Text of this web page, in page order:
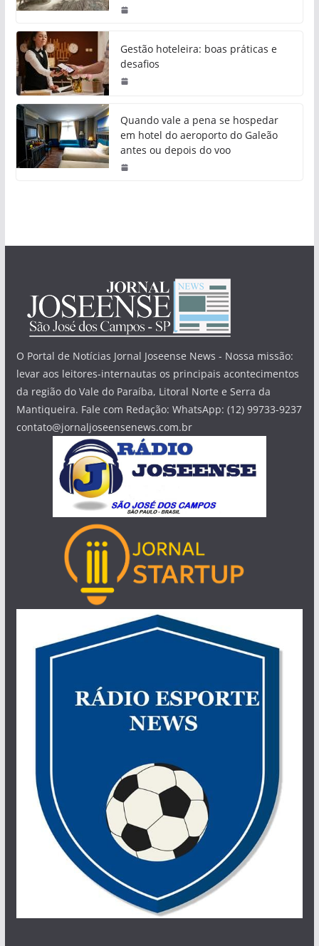
Gestão hoteleira: boas práticas e
desafios
Quando vale a pena se hospedar
em hotel do aeroporto do Galeão
antes ou depois do voo
O Portal de Notícias Jornal Joseense News - Nossa missão:
levar aos leitores-internautas os principais acontecimentos
da região do Vale do Paraíba, Litoral Norte e Serra da
Mantiqueira. Fale com Redação: WhatsApp: (12) 99733-9237
contato@jornaljoseensenews.com.br